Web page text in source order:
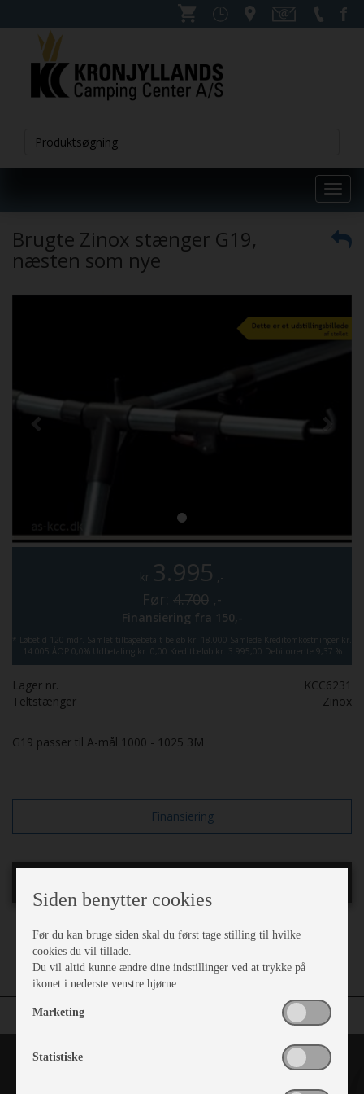
Brugte Zinox stænger G19,
næsten som nye
kr 3.995 ,-
Før: 4.700 ,-
Finansiering fra 150,-
* Løbetid 120 mdr. Samlet tilbagebetalt beløb kr. 18.000
Samlede Kreditomkostninger kr.
14.005 ÅOP 0,0% Udbetaling kr. 0,00 Kreditbeløb kr. 3.995,00 Debitorrente 9,37 %
Lager nr.
KCC6231
Teltstænger
Zinox
G19 passer til A-mål 1000 - 1025 3M
Finansiering
Teltstænger: Zinox
Dybde cm.: 300
Siden benytter cookies
Før du kan bruge siden skal du først tage stilling til hvilke
cookies du vil tillade.
Du vil altid kunne ændre dine indstillinger ved at trykke på
ikonet i nederste venstre hjørne.
Marketing
Statistiske